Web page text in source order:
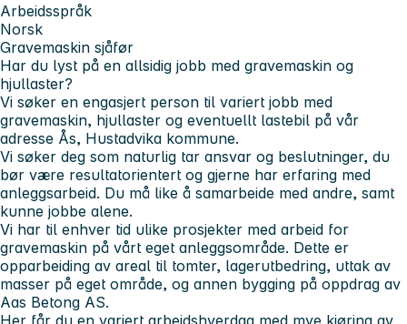
Arbeidsspråk
Norsk
Gravemaskin sjåfør
Har du lyst på en allsidig jobb med gravemaskin og
hjullaster?
Vi søker en engasjert person til variert jobb med
gravemaskin, hjullaster og eventuellt lastebil på vår
adresse Ås, Hustadvika kommune.
Vi søker deg som naturlig tar ansvar og beslutninger, du
bør være resultatorientert og gjerne har erfaring med
anleggsarbeid. Du må like å samarbeide med andre, samt
kunne jobbe alene.
Vi har til enhver tid ulike prosjekter med arbeid for
gravemaskin på vårt eget anleggsområde. Dette er
opparbeiding av areal til tomter, lagerutbedring, uttak av
masser på eget område, og annen bygging på oppdrag av
Aas Betong AS.
Her får du en variert arbeidshverdag med mye kjøring av